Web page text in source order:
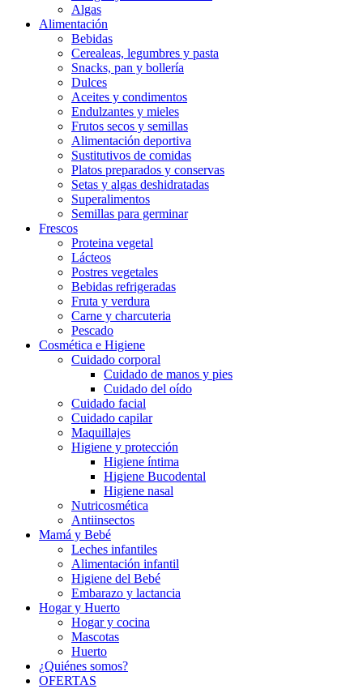
Algas
Alimentación
Bebidas
Cerealeas, legumbres y pasta
Snacks, pan y bollería
Dulces
Aceites y condimentos
Endulzantes y mieles
Frutos secos y semillas
Alimentación deportiva
Sustitutivos de comidas
Platos preparados y conservas
Setas y algas deshidratadas
Superalimentos
Semillas para germinar
Frescos
Proteina vegetal
Lácteos
Postres vegetales
Bebidas refrigeradas
Fruta y verdura
Carne y charcuteria
Pescado
Cosmética e Higiene
Cuidado corporal
Cuidado de manos y pies
Cuidado del oído
Cuidado facial
Cuidado capilar
Maquillajes
Higiene y protección
Higiene íntima
Higiene Bucodental
Higiene nasal
Nutricosmética
Antiinsectos
Mamá y Bebé
Leches infantiles
Alimentación infantil
Higiene del Bebé
Embarazo y lactancia
Hogar y Huerto
Hogar y cocina
Mascotas
Huerto
¿Quiénes somos?
OFERTAS